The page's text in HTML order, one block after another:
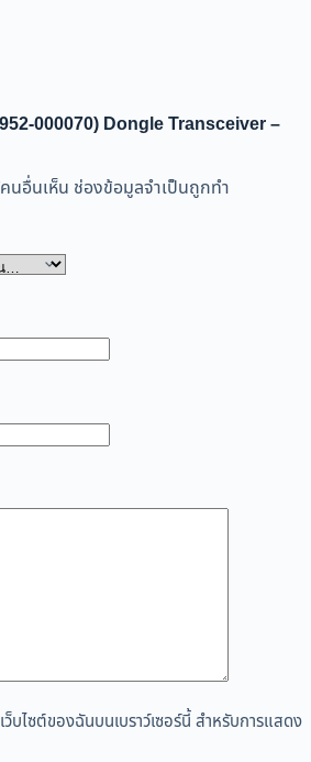
000070) Dongle Transceiver –
นอื่นเห็น ช่องข้อมูลจำเป็นถูกทำ
บไซต์ของฉันบนเบราว์เซอร์นี้ สำหรับการแสดง